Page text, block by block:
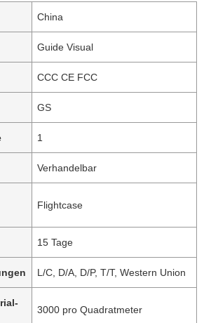
China
Guide Visual
CCC CE FCC
GS
1
Verhandelbar
Flightcase
15 Tage
L/C, D/A, D/P, T/T, Western Union
3000 pro Quadratmeter